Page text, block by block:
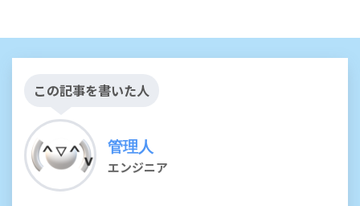
この記事を書いた人
管理人
エンジニア